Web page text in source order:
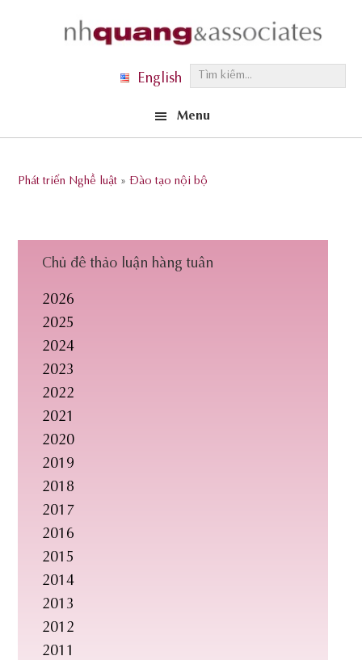
m
.
.
English
Menu
Phát triển Nghề luật »Đào tạo nội bộ
Chủ đề thảo luận hàng tuần
2026
2025
2024
2023
2022
2021
2020
2019
2018
2017
2016
2015
2014
2013
2012
2011